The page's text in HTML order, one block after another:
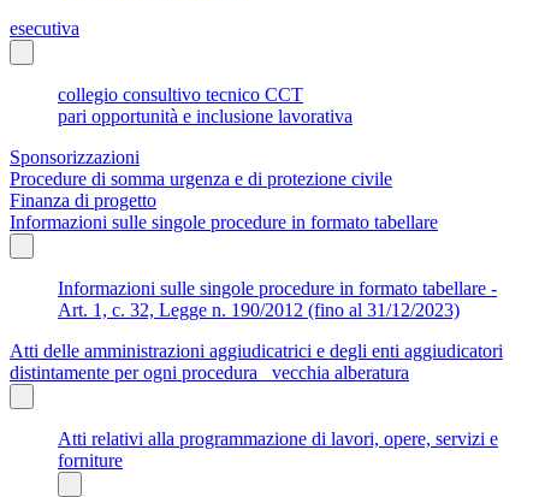
esecutiva
collegio consultivo tecnico CCT
pari opportunità e inclusione lavorativa
Sponsorizzazioni
Procedure di somma urgenza e di protezione civile
Finanza di progetto
Informazioni sulle singole procedure in formato tabellare
Informazioni sulle singole procedure in formato tabellare -
Art. 1, c. 32, Legge n. 190/2012 (fino al 31/12/2023)
Atti delle amministrazioni aggiudicatrici e degli enti aggiudicatori
distintamente per ogni procedura_ vecchia alberatura
Atti relativi alla programmazione di lavori, opere, servizi e
forniture